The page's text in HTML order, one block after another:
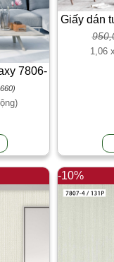
7806-
Giấy dán
1,06
-10%